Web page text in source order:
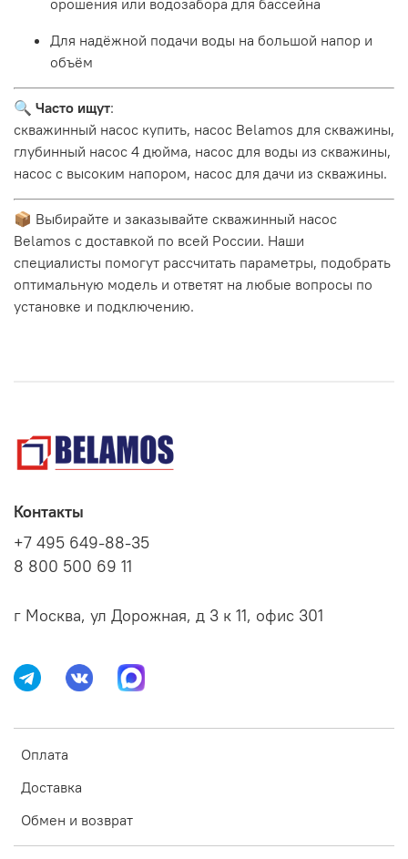
орошения или водозабора для бассейна
Для надёжной подачи воды на большой напор и
объём
🔍 Часто ищут:
скважинный насос купить, насос Belamos для скважины,
глубинный насос 4 дюйма, насос для воды из скважины,
насос с высоким напором, насос для дачи из скважины.
📦 Выбирайте и заказывайте скважинный насос
Belamos с доставкой по всей России. Наши
специалисты помогут рассчитать параметры, подобрать
оптимальную модель и ответят на любые вопросы по
установке и подключению.
Оплата
Доставка
Обмен и возврат
Контакты
+7 495 649-88-35
8 800 500 69 11
г Москва, ул Дорожная, д 3 к 11, офис 301